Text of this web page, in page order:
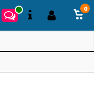
0